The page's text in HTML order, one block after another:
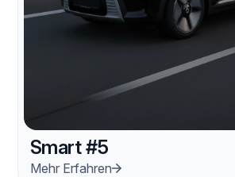
Smart #5
Mehr Erfahren